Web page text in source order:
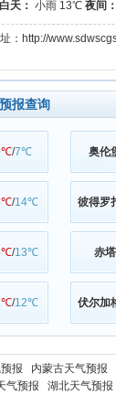
白天： 小雨 13℃ 夜间：
：http://
报查询
/7℃ 奥伦
/14℃ 彼得罗
/13℃ 赤塔
/12℃ 伏尔加
报 内蒙古天气预报
气预报 湖北天气预报